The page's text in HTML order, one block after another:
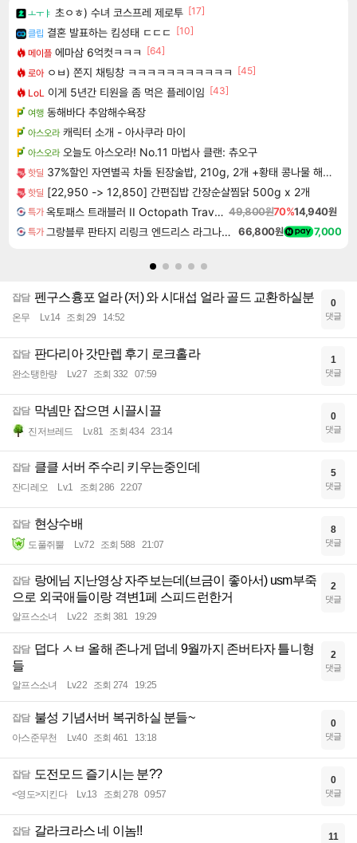
ㅗㅜㅑ 초ㅇㅎ) 수녀 코스프레 제로투 [17]
클립 결혼 발표하는 킴성태 ㄷㄷㄷ
[10]
메이플 에마삼 6억컷ㅋㅋㅋ
[64]
로아 ㅇㅂ) 쫀지 채팅창 ㅋㅋㅋㅋㅋㅋㅋㅋㅋㅋㅋ
[45]
LoL 이게 5년간 티원을 좀 먹은 플레이임 [43]
여행 동해바다 추암해수욕장
아스오라 캐릭터 소개 - 아사쿠라 마이
아스오라 오늘도 아스오라! No.11 마법사 클랜: 츄오구
핫딜 37%할인 자연별곡 차돌 된장술밥, 210g, 2개 +황태 콩나물 해장국밥, 210g, 2개 + 소고기 미역국밥, 210g, 2개
핫딜 [22,950 -> 12,850] 간편집밥 간장순살찜닭 500g x 2개
특가 옥토패스 트래블러 II Octopath Traveler II 49,800원70%14,940원
특가 그랑블루 판타지 리링크 엔드리스 라그나로크 Granblue Fantasy Relink Endless Ragnarok 66,800원 7,000
잡담 펜구스흉포 얼라 (저) 와 시대섭 얼라 골드 교환하실분
온무 Lv.14 조회 29 14:52
0
댓글
잡담 판다리아 갓만렙 후기 로크홀라
완소탱한량 Lv.27 조회 332 07:59
1
댓글
잡담 막넴만 잡으면 시끌시끌
진저브레드 Lv.81 조회 434 23:14
0
댓글
잡담 클클 서버 주수리 키우는중인데
잔디레오 Lv.1 조회 286 22:07
5
댓글
잡담 현상수배
도풀쥐뿔 Lv.72 조회 588 21:07
8
댓글
잡담 랑에님 지난영상 자주보는데(브금이 좋아서) usm부죽
으로 외국애들이랑 격변1페 스피드런한거
알프스소녀 Lv.22 조회 381 19:29
2
댓글
잡담 덥다 ㅅㅂ 올해 존나게 덥네 9월까지 존버타자 틀니형
들
알프스소녀 Lv.22 조회 274 19:25
2
댓글
잡담 불성 기념서버 복귀하실 분들~
아스준무천 Lv.40 조회 461 13:18
0
댓글
잡담 도전모드 즐기시는 분??
<영도>지킨다 Lv.13 조회 278 09:57
0
댓글
잡담 갈라크라스 네 이놈!! 11